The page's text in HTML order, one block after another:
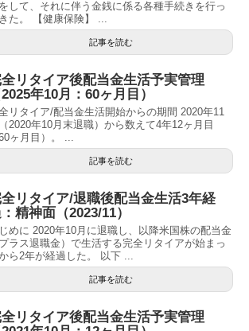
して、それに伴う金銭に係る各種手続きを行っ
た。 【健康保険】 ...
記事を読む
リタイア後配当金生活予実管理
2025年10月：60ヶ月目）
リタイア/配当金生活開始からの期間 2020年11
2020年10月末退職）から数えて4年12ヶ月目
60ヶ月目）。 ...
記事を読む
リタイア/退職後配当金生活3年経
精神面（2023/11）
めに 2020年10月に退職し、以降米国株の配当金
プラス退職金）で生活する完全リタイアが始まっ
ら2年が経過した。 以下 ...
記事を読む
リタイア後配当金生活予実管理